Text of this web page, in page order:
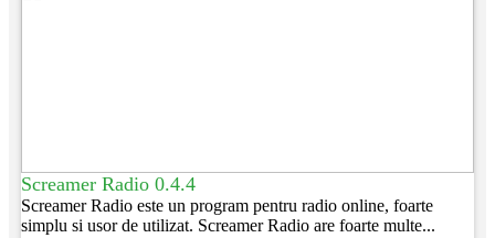
Screamer Radio 0.4.4
Screamer Radio este un program pentru radio online, foarte
simplu si usor de utilizat. Screamer Radio are foarte multe...